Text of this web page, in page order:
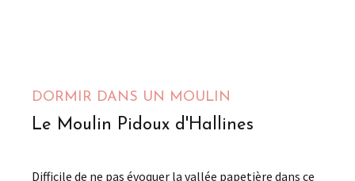
DORMIR DANS UN MOULIN
Le Moulin Pidoux d'Hallines
Difficile de ne pas évoquer la vallée papetière dans ce